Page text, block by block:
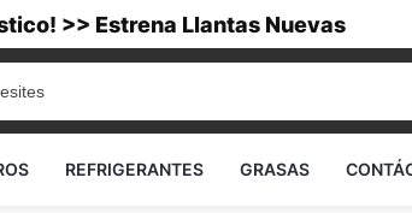
>> Estrena Llantas Nuevas
REFRIGERANTES GRASAS